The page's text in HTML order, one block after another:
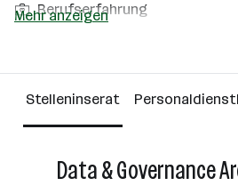
Berufserfahrung
Mehr anzeigen
Stelleninserat
Data & Governance